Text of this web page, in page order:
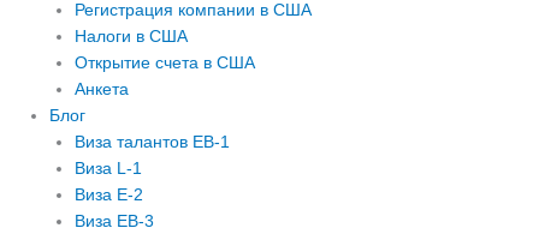
Регистрация компании в США
Налоги в США
Открытие счета в США
Анкета
Блог
Виза талантов EB-1
Виза L-1
Виза E-2
Виза EB-3